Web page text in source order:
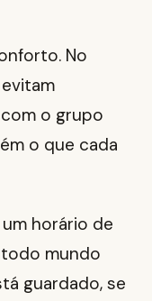
No
o grupo
o que cada
horário de
mundo
guardado, se